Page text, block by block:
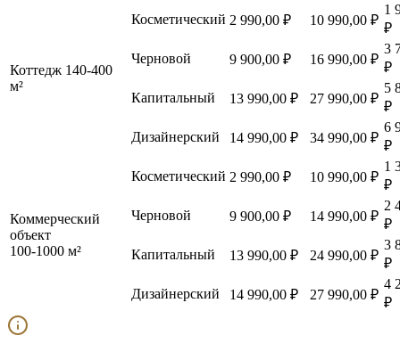
Коттедж 140-400
м²
Косметический 2 990,00 ₽ 10 990,00 ₽
1
₽
Черновой
9 900,00 ₽ 16 990,00 ₽
3
₽
Капитальный
13 990,00 ₽ 27 990,00 ₽
5
₽
Дизайнерский
14 990,00 ₽ 34 990,00 ₽
6
₽
Коммерческий
объект
100-1000 м²
Косметический 2 990,00 ₽ 10 990,00 ₽
1
₽
Черновой
9 900,00 ₽ 14 990,00 ₽
2
₽
Капитальный
13 990,00 ₽ 24 990,00 ₽
3
₽
Дизайнерский
14 990,00 ₽ 27 990,00 ₽
4
₽